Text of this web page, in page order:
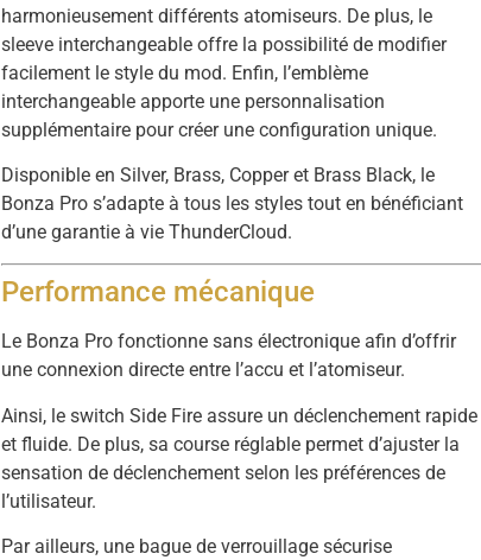
harmonieusement différents atomiseurs. De plus, le
sleeve interchangeable offre la possibilité de modifier
facilement le style du mod. Enfin, l’emblème
interchangeable apporte une personnalisation
supplémentaire pour créer une configuration unique.
Disponible en Silver, Brass, Copper et Brass Black, le
Bonza Pro s’adapte à tous les styles tout en bénéficiant
d’une garantie à vie ThunderCloud.
Performance mécanique
Le Bonza Pro fonctionne sans électronique afin d’offrir
une connexion directe entre l’accu et l’atomiseur.
Ainsi, le switch Side Fire assure un déclenchement rapide
et fluide. De plus, sa course réglable permet d’ajuster la
sensation de déclenchement selon les préférences de
l’utilisateur.
Par ailleurs, une bague de verrouillage sécurise